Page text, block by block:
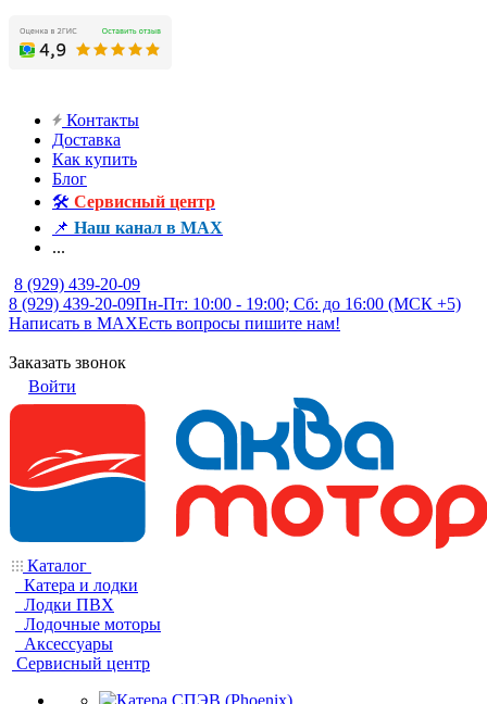
Контакты
Доставка
Как купить
Блог
🛠️ Сервисный центр
📌 Наш канал в MAX
...
8 (929) 439-20-09
8 (929) 439-20-09Пн-Пт: 10:00 - 19:00; Сб: до 16:00 (МСК +5)
Написать в MAXЕсть вопросы пишите нам!
Заказать звонок
Войти
Каталог
Катера и лодки
Лодки ПВХ
Лодочные моторы
Аксессуары
Сервисный центр